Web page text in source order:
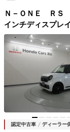
Ｎ－ＯＮＥ ＲＳ
インチディスプ
Ｃ レーンキープ
ライト付き １オ
認定中古車 ディーラー